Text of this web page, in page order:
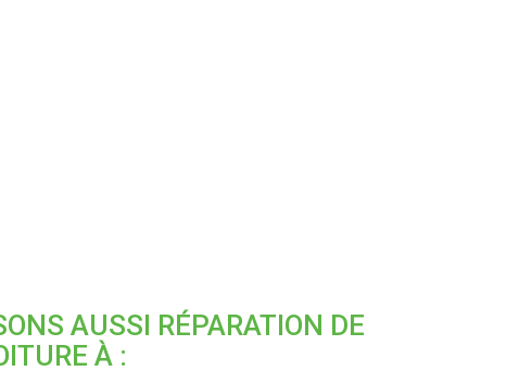
AUSSI RÉPARATION DE
À :